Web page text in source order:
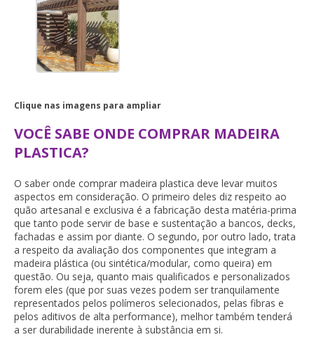
Clique nas imagens para ampliar
VOCÊ SABE ONDE COMPRAR MADEIRA
PLASTICA?
O saber onde comprar madeira plastica deve levar muitos
aspectos em consideração. O primeiro deles diz respeito ao
quão artesanal e exclusiva é a fabricação desta matéria-prima
que tanto pode servir de base e sustentação a bancos, decks,
fachadas e assim por diante. O segundo, por outro lado, trata
a respeito da avaliação dos componentes que integram a
madeira plástica (ou sintética/modular, como queira) em
questão. Ou seja, quanto mais qualificados e personalizados
forem eles (que por suas vezes podem ser tranquilamente
representados pelos polímeros selecionados, pelas fibras e
pelos aditivos de alta performance), melhor também tenderá
a ser durabilidade inerente à substância em si.